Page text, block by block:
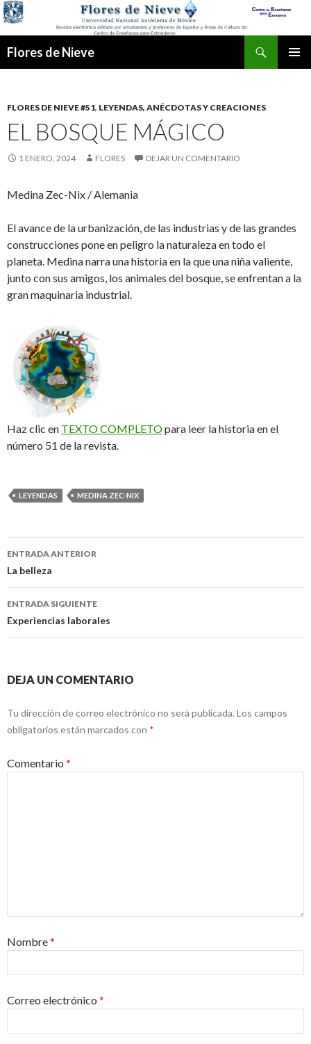
Flores de Nieve
FLORES DE NIEVE #51, LEYENDAS, ANÉCDOTAS Y CREACIONES
EL BOSQUE MÁGICO
1 ENERO, 2024 FLORES DEJAR UN COMENTARIO
Medina Zec-Nix / Alemania
El avance de la urbanización, de las industrias y de las grandes
construcciones pone en peligro la naturaleza en todo el
planeta. Medina narra una historia en la que una niña valiente,
junto con sus amigos, los animales del bosque, se enfrentan a la
gran maquinaria industrial.
Haz clic en TEXTO COMPLETOpara leer la historia en el
número 51 de la revista.
LEYENDAS MEDINA ZEC-NIX
Navegación
de
entradas
ENTRADA ANTERIOR
La belleza
ENTRADA SIGUIENTE
Experiencias laborales
DEJA UN COMENTARIO
Tu dirección de correo electrónico no será publicada. Los campos
obligatorios están marcados con *
Comentario *
Nombre*
Correo electrónico *